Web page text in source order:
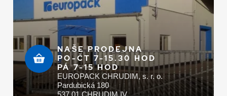
NAŠE PRODEJNA
PO-ČT 7-15.30 HOD
PÁ 7-15 HOD
EUROPACK CHRUDIM, s. r. o.
Pardubická 180
537 01 CHRUDIM IV